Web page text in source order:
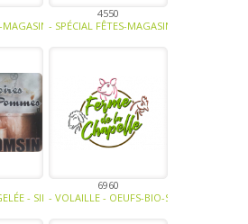
MAGASINS ET HORECA-FRUITS-LÉGUMES-EAUX -
4550
- SPÉCIAL FÊTES-MAGASINS ET HORECA-
- SIROP -
6960
- VOLAILLE - OEUFS-BIO-SPÉCIAL FÊTES-